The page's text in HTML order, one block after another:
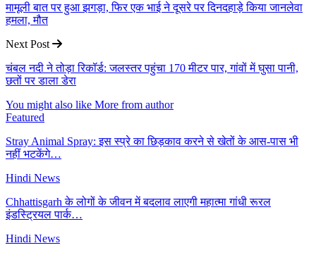
मामूली बात पर हुआ झगड़ा, फिर एक भाई ने दूसरे पर दिनदहाड़े किया जानलेवा
हमला, मौत
Next Post
चंबल नदी ने तोड़ा रिकॉर्ड: जलस्तर पहुंचा 170 मीटर पार, गांवों में घुसा पानी,
छतों पर डाला डेरा
You might also like More from author
Featured
Stray Animal Spray: इस स्प्रे का छिड़काव करने से खेतों के आस-पास भी
नहीं भटकेंगे…
Hindi News
Chhattisgarh के लोगों के जीवन में बदलाव लाएगी महात्मा गांधी रूरल
इंडस्ट्रियल पार्क…
Hindi News